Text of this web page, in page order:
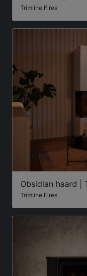
Trimline Fires
Obsidian haard |
Trimline Fires